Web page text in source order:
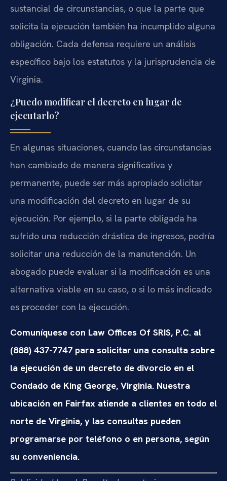
sustancial de circunstancias, o que la parte que
solicita la ejecución también ha incumplido alguna
obligación. Cada defensa requiere un análisis
específico bajo los estatutos y la jurisprudencia de
Virginia.
¿Puedo modificar el decreto en lugar de
ejecutarlo?
En algunas situaciones, cuando las circunstancias
han cambiado de manera significativa y
permanente, puede ser más apropiado solicitar
una modificación del decreto en lugar de su
ejecución. Por ejemplo, si la parte obligada ha
sufrido una reducción drástica de ingresos, podría
solicitar una reducción de la manutención. Un
abogado puede evaluar si la modificación es una
alternativa viable en su caso, o si lo más indicado
es proceder con la ejecución.
Comuníquese con Law Offices Of SRIS, P.C. al
(888) 437-7747 para solicitar una consulta sobre
la ejecución de un decreto de divorcio en el
Condado de King George, Virginia. Nuestra
ubicación en Fairfax atiende a clientes en todo el
norte de Virginia, y las consultas pueden
programarse por teléfono o en persona, según
su conveniencia.